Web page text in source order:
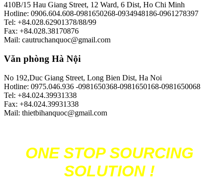
410B/15 Hau Giang Street, 12 Ward, 6 Dist, Ho Chi Minh
Hotline: 0906.604.608-0981650268-0934948186-0961278397
Tel: +84.028.62901378/88/99
Fax: +84.028.38170876
Mail: cautruchanquoc@gmail.com
Văn phòng Hà Nội
No 192,Duc Giang Street, Long Bien Dist, Ha Noi
Hotline: 0975.046.936 -0981650368-0981650168-0981650068
Tel: +84.024.39931338
Fax: +84.024.39931338
Mail: thietbihanquoc@gmail.com
ONE STOP SOURCING
SOLUTION !